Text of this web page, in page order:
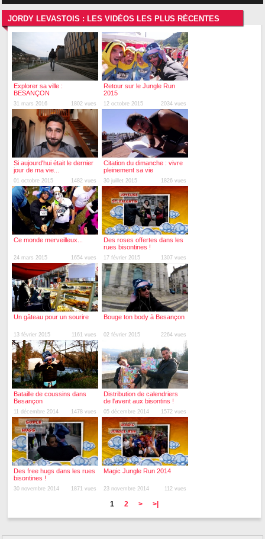
JORDY LEVASTOIS : LES VIDÉOS LES PLUS RÉCENTES
Explorer sa ville :
BESANÇON
31 mars 2016 1802 vues
Retour sur le Jungle Run
2015
12 octobre 2015 2034 vues
Si aujourd'hui était le dernier
jour de ma vie...
01 octobre 2015 1482 vues
Citation du dimanche : vivre
pleinement sa vie
30 juillet 2015 1826 vues
Ce monde merveilleux...
24 mars 2015 1654 vues
Des roses offertes dans les
rues bisontines !
17 février 2015 1307 vues
Un gâteau pour un sourire
13 février 2015 1161 vues
Bouge ton body à Besançon
02 février 2015 2264 vues
Bataille de coussins dans
Besançon
11 décembre 2014 1478 vues
Distribution de calendriers
de l'avent aux bisontins !
05 décembre 2014 1572 vues
Des free hugs dans les rues
bisontines !
30 novembre 2014 1871 vues
Magic Jungle Run 2014
23 novembre 2014 112 vues
1 2 > >|